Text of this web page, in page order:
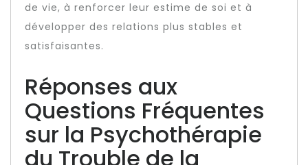
de vie, à renforcer leur estime de soi et à
développer des relations plus stables et
satisfaisantes.
Réponses aux
Questions Fréquentes
sur la Psychothérapie
du Trouble de la